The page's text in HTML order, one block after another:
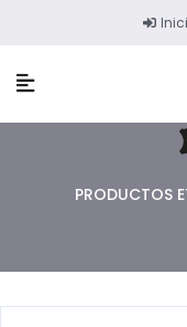
PRODUCTOS